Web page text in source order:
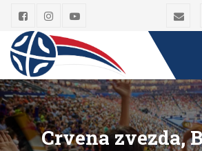
Crvena zvezda,